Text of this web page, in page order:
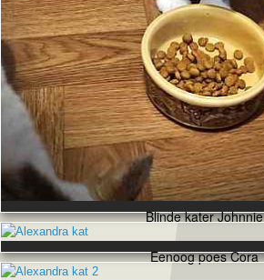
Blinde kater Johnnie
Eenoog poes Cora